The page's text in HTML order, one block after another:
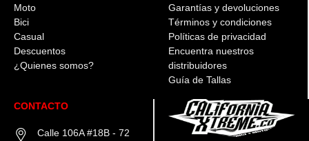
elegir
la
página
de
producto
en
página
de
producto
Moto
Bici
Casual
Descuentos
¿Quienes somos?
Garantías y devoluciones
Términos y condiciones
Políticas de privacidad
Encuentra nuestros
distribuidores
Guía de Tallas
CONTACTO
Calle 106A #18B - 72